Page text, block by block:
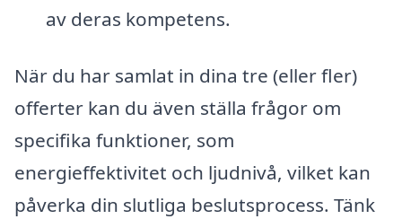
av deras kompetens.
När du har samlat in dina tre (eller fler)
offerter kan du även ställa frågor om
specifika funktioner, som
energieffektivitet och ljudnivå, vilket kan
påverka din slutliga beslutsprocess. Tänk